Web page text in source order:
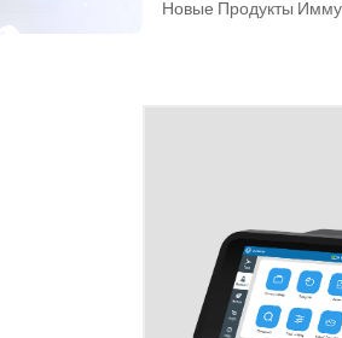
Новые Продукты